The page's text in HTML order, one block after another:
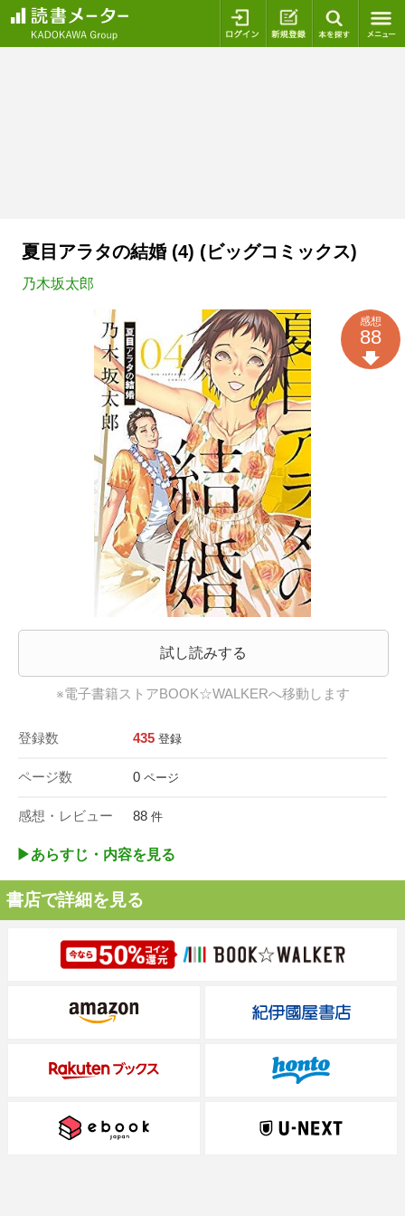
ログイン 新規登録
夏目アラタの結婚 (4) (ビッグコミックス)
乃木坂太郎
試し読みする
※電子書籍ストアBOOK☆WALKERへ移動します
登録数 435 登録
ページ数 0 ページ
感想・レビュー 88 件
感想
88
▶︎あらすじ・内容を見る
書店で詳細を見る